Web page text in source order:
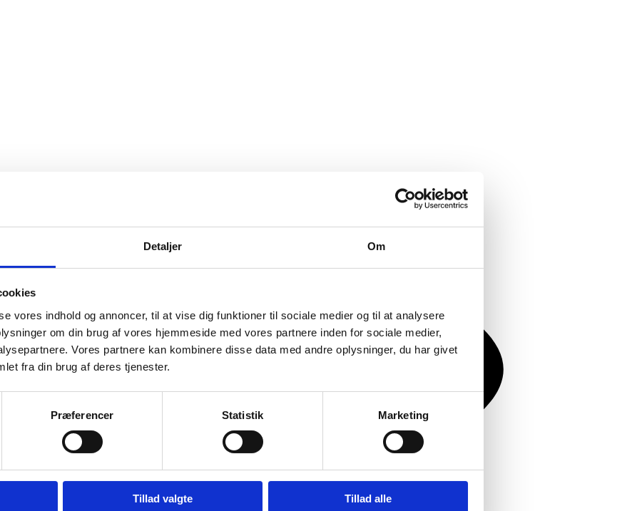
Detaljer Om
vores indhold og annoncer, til at vise dig funktioner til sociale medier og til at analysere
om din brug af vores hjemmeside med vores partnere inden for sociale medier,
Vores partnere kan kombinere disse data med andre oplysninger, du har givet
fra din brug af deres tjenester.
Præferencer Statistik Marketing
Tillad valgte Tillad alle